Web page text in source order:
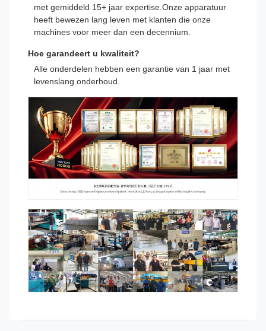
met gemiddeld 15+ jaar expertise.Onze apparatuur
heeft bewezen lang leven met klanten die onze
machines voor meer dan een decennium.
Hoe garandeert u kwaliteit?
Alle onderdelen hebben een garantie van 1 jaar met
levenslang onderhoud.